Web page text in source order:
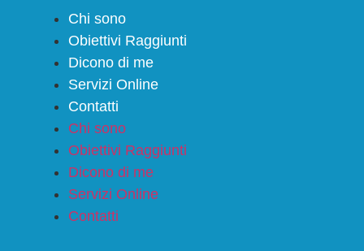
Chi sono
Obiettivi Raggiunti
Dicono di me
Servizi Online
Contatti
Chi sono
Obiettivi Raggiunti
Dicono di me
Servizi Online
Contatti